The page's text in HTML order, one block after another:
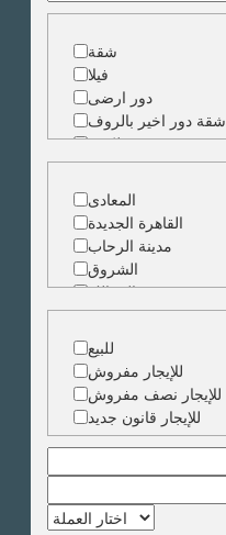
شقة
فيلا
دور ارضى
شقة دور اخير بالروف
شقة دوبلكس
شقة حجرة واحدة
ارض
مبنى
المعادى
القاهرة الجديدة
مدينة الرحاب
الشروق
الزمالك
جاردن سيتى
دقى
المهندسين
الجيزة
العجوزة
وسط البلد
مصر الجديدة
مدينة نصر
السادس من اكتوبر
الشيخ زايد
للبيع
للإيجار مفروش
للإيجار نصف مفروش
للإيجار قانون جديد